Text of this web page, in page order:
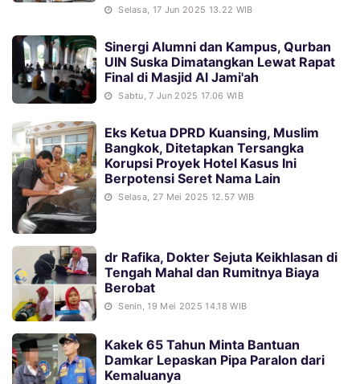
Selasa, 17 Jun 2025 13.22 WIB
Sinergi Alumni dan Kampus, Qurban
UIN Suska Dimatangkan Lewat Rapat
Final di Masjid Al Jami'ah
Sabtu, 7 Jun 2025 17.06 WIB
Eks Ketua DPRD Kuansing, Muslim
Bangkok, Ditetapkan Tersangka
Korupsi Proyek Hotel Kasus Ini
Berpotensi Seret Nama Lain
Selasa, 27 Mei 2025 12.57 WIB
dr Rafika, Dokter Sejuta Keikhlasan di
Tengah Mahal dan Rumitnya Biaya
Berobat
Senin, 19 Mei 2025 14.18 WIB
Kakek 65 Tahun Minta Bantuan
Damkar Lepaskan Pipa Paralon dari
Kemaluanya